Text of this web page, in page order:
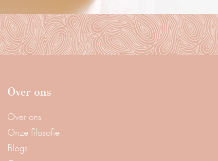
Over ons
Over ons
Onze filosofie
Blogs